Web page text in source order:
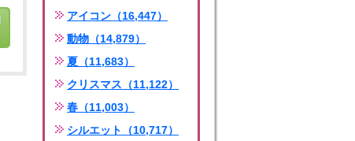
アイコン（16,447）
動物（14,879）
夏（11,683）
クリスマス（11,122）
春（11,003）
シルエット（10,717）